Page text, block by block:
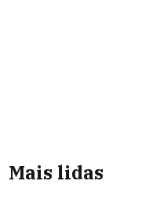
Mais lidas